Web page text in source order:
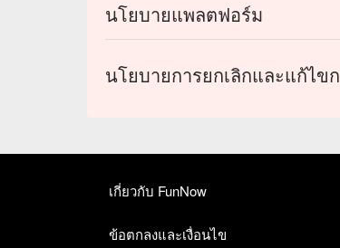
นโยบายแพลตฟอร์ม
นโยบายการยกเลิกและแก้ไข
เกี่ยวกับ FunNow
ข้อตกลงและเงื่อนไข